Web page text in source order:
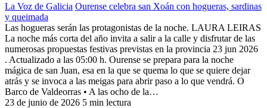
La Voz de Galicia Ourense celebra san Xoán con hogueras, sardinas
y queimada
Las hogueras serán las protagonistas de la noche. LAURA LEIRAS
La noche más corta del año invita a salir a la calle y disfrutar de las
numerosas propuestas festivas previstas en la provincia 23 jun 2026
. Actualizado a las 05:00 h. Ourense se prepara para la noche
mágica de san Juan, esa en la que se quema lo que se quiere dejar
atrás y se invoca a las meigas para abrir paso a lo que vendrá. O
Barco de Valdeorras • A las ocho de la…
23 de junio de 2026 5 min lectura